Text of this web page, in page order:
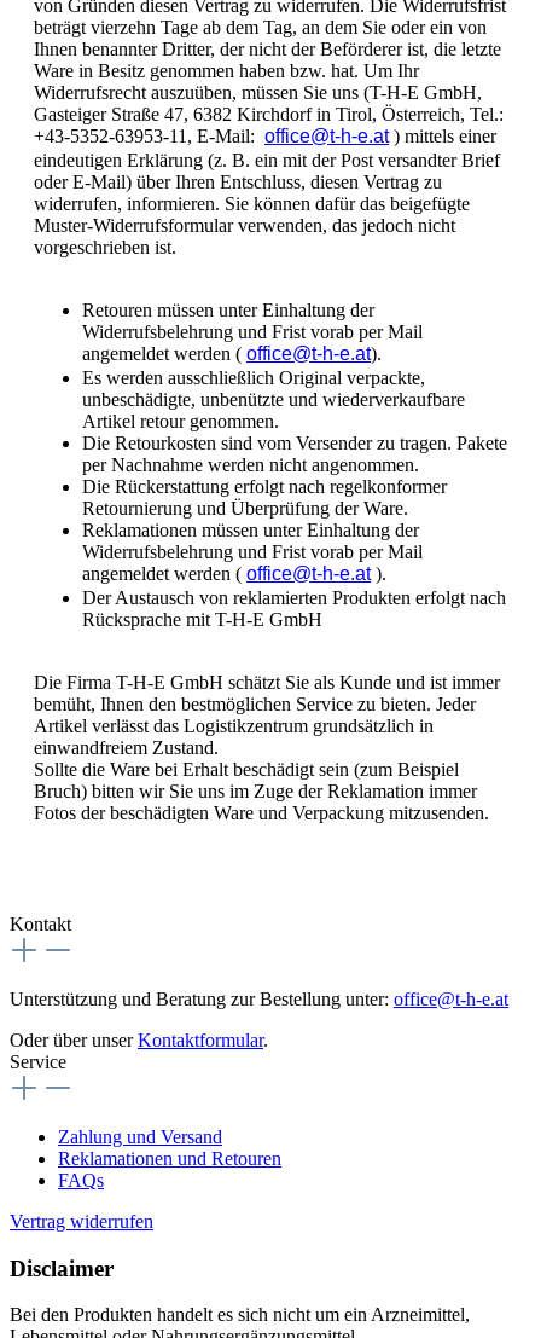
von Gründen diesen Vertrag zu widerrufen. Die Widerrufsfrist
beträgt vierzehn Tage ab dem Tag, an dem Sie oder ein von
Ihnen benannter Dritter, der nicht der Beförderer ist, die letzte
Ware in Besitz genommen haben bzw. hat. Um Ihr
Widerrufsrecht auszuüben, müssen Sie uns (T-H-E GmbH,
Gasteiger Straße 47, 6382 Kirchdorf in Tirol, Österreich, Tel.:
+43-5352-63953-11, E-Mail: office@t-h-e.at) mittels einer
eindeutigen Erklärung (z. B. ein mit der Post versandter Brief
oder E-Mail) über Ihren Entschluss, diesen Vertrag zu
widerrufen, informieren. Sie können dafür das beigefügte
Muster-Widerrufsformular verwenden, das jedoch nicht
vorgeschrieben ist.
Retouren müssen unter Einhaltung der
Widerrufsbelehrung und Frist vorab per Mail
angemeldet werden ( office@t-h-e.at).
Es werden ausschließlich Original verpackte,
unbeschädigte, unbenützte und wiederverkaufbare
Artikel retour genommen.
Die Retourkosten sind vom Versender zu tragen. Pakete
per Nachnahme werden nicht angenommen.
Die Rückerstattung erfolgt nach regelkonformer
Retournierung und Überprüfung der Ware.
Reklamationen müssen unter Einhaltung der
Widerrufsbelehrung und Frist vorab per Mail
angemeldet werden ( office@t-h-e.at).
Der Austausch von reklamierten Produkten erfolgt nach
Rücksprache mit T-H-E GmbH
Die Firma T-H-E GmbH schätzt Sie als Kunde und ist immer
bemüht, Ihnen den bestmöglichen Service zu bieten. Jeder
Artikel verlässt das Logistikzentrum grundsätzlich in
einwandfreiem Zustand.
Sollte die Ware bei Erhalt beschädigt sein (zum Beispiel
Bruch) bitten wir Sie uns im Zuge der Reklamation immer
Fotos der beschädigten Ware und Verpackung mitzusenden.
Kontakt
Unterstützung und Beratung zur Bestellung unter: office@t-h-e.at
Oder über unserKontaktformular.
Service
Zahlung und Versand
Reklamationen und Retouren
FAQs
Vertrag widerrufen
Disclaimer
Bei den Produkten handelt es sich nicht um ein Arzneimittel,